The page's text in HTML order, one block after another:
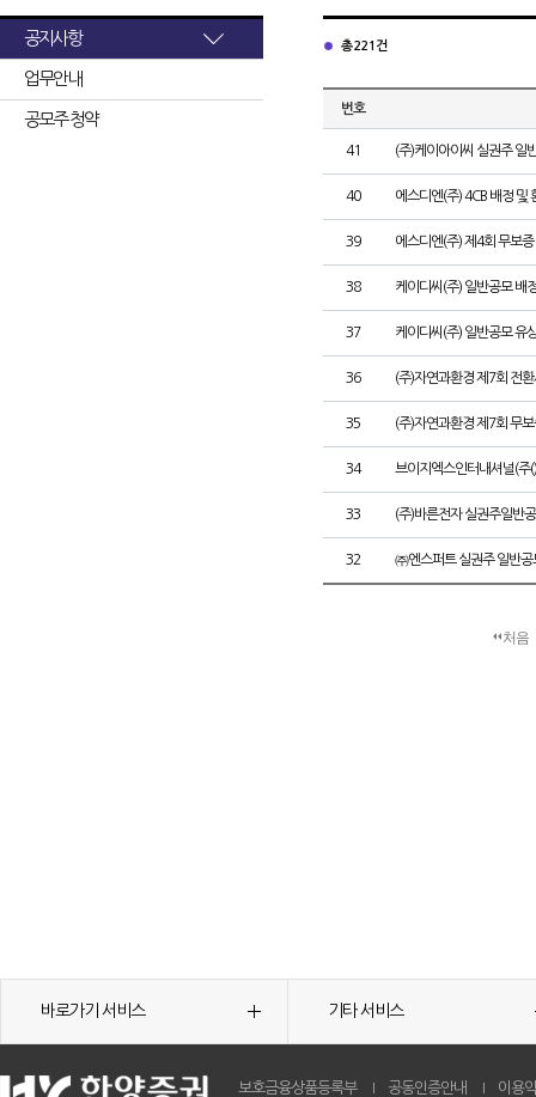
공지사항
업무안내
공모주 청약
총 221건
번호
41 (주)케이아이씨 실권주 일
40 에스디엔(주) 4CB 배정 및
39 에스디엔(주) 제4회 무보
38 케이디씨(주) 일반공모 배
37 케이디씨(주) 일반공모 유
36 (주)자연과환경 제7회 전
35 (주)자연과환경 제7회 무
34 브이지엑스인터내셔널(주
33 (주)바른전자 실권주일반
32 ㈜엔스퍼트 실권주 일반공
처음
바로가기 서비스 기타 서비스
보호금융상품등록부 공동인증안내 이용